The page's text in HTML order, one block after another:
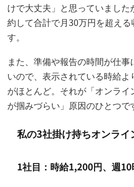
けで大丈夫」と思っていました
約して合計で月30万円を超える
す。
また、準備や報告の時間が仕
いので、表示されている時給よ
がほとんど。それが「オンライ
が掴みづらい」原因のひとつで
私の3社掛け持ちオンライ
1社目：時給1,200円、週